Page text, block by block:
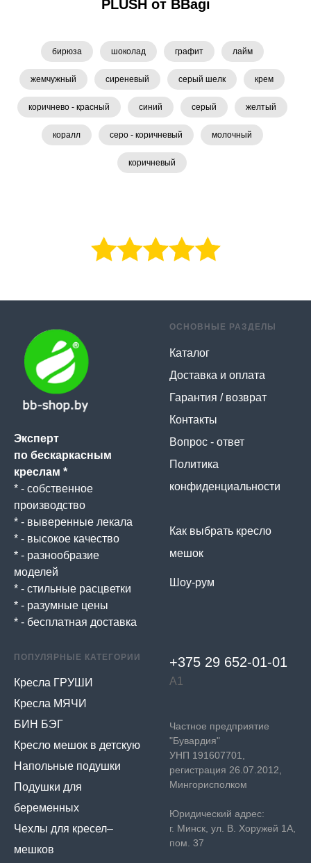
PLUSH от BBagi
бирюза шоколад графит лайм
жемчужный сиреневый серый шелк крем
коричнево - красный синий серый желтый
коралл серо - коричневый молочный
коричневый
Эксперт
по бескаркасным
креслам *
* - собственное
производство
* - выверенные лекала
* - высокое качество
* - разнообразие
моделей
* - стильные расцветки
* - разумные цены
* - бесплатная доставка
ОСНОВНЫЕ РАЗДЕЛЫ
Каталог
Доставка и оплата
Гарантия / возврат
Контакты
Вопрос - ответ
Политика
конфиденциальности
Как выбрать кресло
мешок
Шоу-рум
ПОПУЛЯРНЫЕ КАТЕГОРИИ
Кресла ГРУШИ
Кресла МЯЧИ
БИН БЭГ
Кресло мешок в детскую
Напольные подушки
Подушки для
беременных
Чехлы для кресел–
мешков
+375 29 652-01-01
А1
Частное предприятие
"Бувардия"
УНП 191607701,
регистрация 26.07.2012,
Мингорисполком
Юридический адрес:
г. Минск, ул. В. Хоружей 1А,
пом. 37